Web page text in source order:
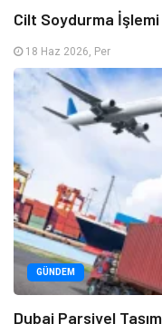
Cilt Soydurma İşlemi
18 Haz 2026, Per
GÜNDEM
Dubai Parsiyel